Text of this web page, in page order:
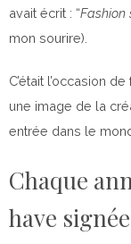
avait écrit : “Fashion
mon sourire).
C’était l’occasion
une image de la
entrée dans le
Chaque
have